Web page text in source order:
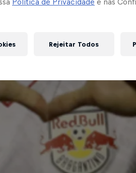
Política de Privacidade e nas
Rejeitar Todos